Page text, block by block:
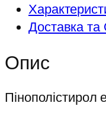
Доставка та
Опис